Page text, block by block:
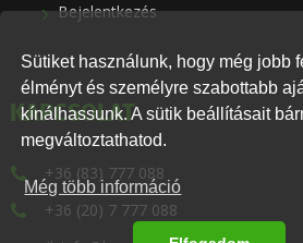
Sütiket használunk, hogy még jobb
élményt és személyre szabottabb
kínálhassunk. A sütik beállításait
megváltoztathatod.
Még több információ
Bejelentkezés
KAPCSOLAT
+36 (83) 777 088
+36 (20) 7 777 088